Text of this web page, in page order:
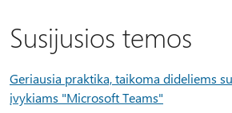
Susijusios temos
Geriausia praktika, taikoma dideliems
įvykiams "Microsoft Teams"